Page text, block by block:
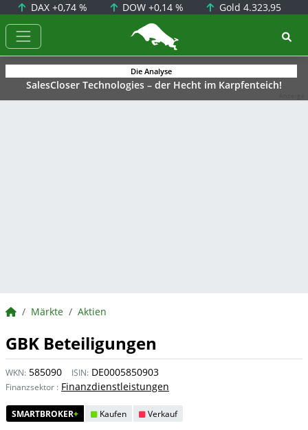
DAX +0,74 % DOW+0,14 % Gold 4.323,95
BörsenNEWS.de
Die Analyse
SalesCloser Technologies – der Hecht im Karpfenteich!
BörsenNEWS.de
Märkte Aktien
GBK Beteiligungen
WKN: 585090 ISIN: DE0005850903
Finanzsektor : Finanzdienstleistungen
SMARTBROKER+ Kaufen Verkauf